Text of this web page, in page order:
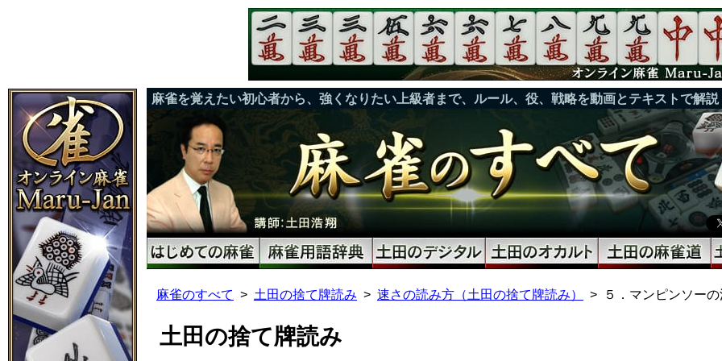
麻雀を覚えたい初心者から、強くなりたい上級者まで、ルール、役、戦略を動画とテキストで解説
麻雀のすべて 土田の捨て牌読み 速さの読み方（土田の捨て牌読み） ５．マンピンソー
土田の捨て牌読み